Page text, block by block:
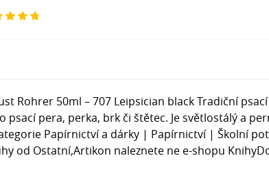
Rohrer 50ml – 707 Leipsician black Tradiční
psací pera, perka, brk či štětec. Je světlostálý a
Papírnictví a dárky | Papírnictví | Školní
od Ostatní,Artikon naleznete ne e-shopu